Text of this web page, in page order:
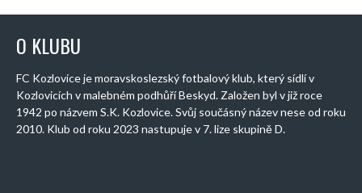
O KLUBU
FC Kozlovice je moravskoslezský fotbalový klub, který sídlí v
Kozlovicích v malebném podhůří Beskyd. Založen byl v již roce
1942 po názvem S.K. Kozlovice. Svůj součásný název nese od roku
2010. Klub od roku 2023 nastupuje v 7. lize skupině D.